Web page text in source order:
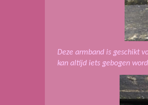
Deze armband is geschikt
kan altijd iets gebogen